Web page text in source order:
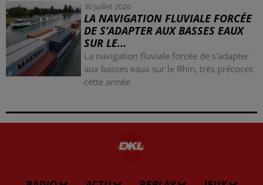
30 juillet 2026
LA NAVIGATION FLUVIALE FORCÉE
DE S’ADAPTER AUX BASSES EAUX
SUR LE...
La navigation fluviale forcée de s’adapter
aux basses eaux sur le Rhin, très précoces
cette année